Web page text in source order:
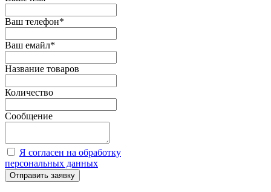
Ваш телефон*
Ваш емайл*
Название товаров
Количество
Сообщение
Я согласен на обработку
персональных данных
Отправить заявку